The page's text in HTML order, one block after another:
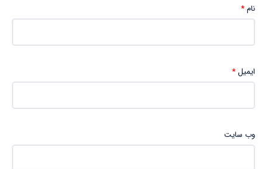
نام*
ایمیل*
وب‌ سایت